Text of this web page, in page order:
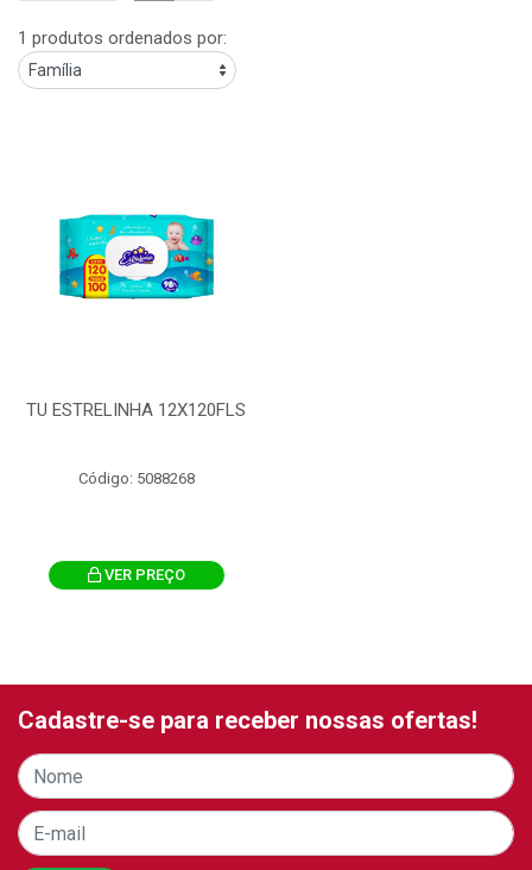
1 produtos ordenados por:
TU ESTRELINHA 12X120FLS
Código: 5088268
VER PREÇO
Cadastre-se para receber nossas ofertas!